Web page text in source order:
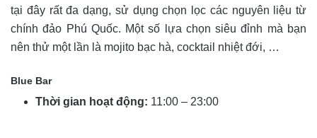
tại đây rất đa dạng, sử dụng chọn lọc các nguyên liệu từ
chính đảo Phú Quốc. Một số lựa chọn siêu đỉnh mà bạn
nên thử một lần là mojito bạc hà, cocktail nhiệt đới, …
Blue Bar
Thời gian hoạt động: 11:00 – 23:00